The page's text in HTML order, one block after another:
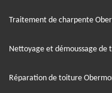
Traitement de charpente
Nettoyage et démoussage
Réparation de toiture